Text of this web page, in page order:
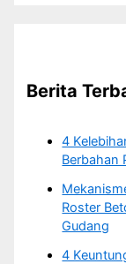
Berita
4
Berbahan
Roster
Gudang
4